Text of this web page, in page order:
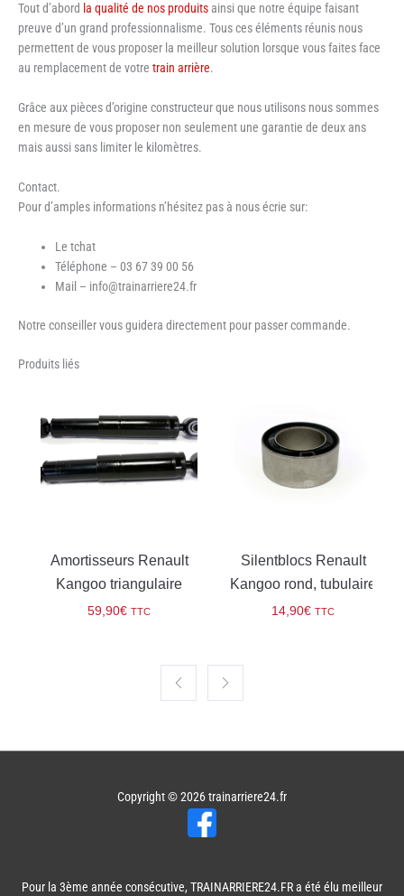
Tout d’abord la qualité de nos produits ainsi que notre équipe faisant
preuve d’un grand professionnalisme. Tous ces éléments réunis nous
permettent de vous proposer la meilleur solution lorsque vous faites face
au remplacement de votre train arrière.
Grâce aux pièces d’origine constructeur que nous utilisons nous sommes
en mesure de vous proposer non seulement une garantie de deux ans
mais aussi sans limiter le kilomètres.
Contact.
Pour d’amples informations n’hésitez pas à nous écrie sur:
Le tchat
Téléphone – 03 67 39 00 56
Mail – info@trainarriere24.fr
Notre conseiller vous guidera directement pour passer commande.
Produits liés
Amortisseurs Renault
Kangoo triangulaire
59,90€ TTC
Silentblocs Renault
Kangoo rond, tubulaire
14,90€ TTC
Copyright © 2026trainarriere24.fr
Pour la 3ème année consécutive, TRAINARRIERE24.FR a été élu meilleur